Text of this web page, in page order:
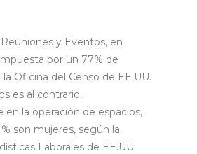
y Eventos, en
por un 77% de
Oficina del Censo de EE.UU.
es al contrario,
la operación de espacios,
son mujeres, según la
Laborales de EE.UU.